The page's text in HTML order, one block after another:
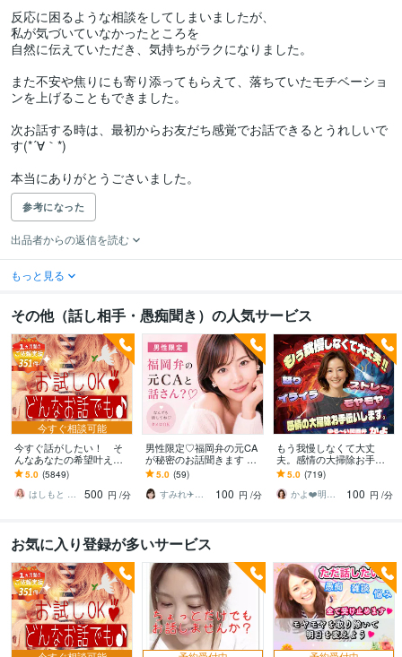
反応に困るような相談をしてしまいましたが、
私が気づいていなかったところを
自然に伝えていただき、気持ちがラクになりました。
また不安や焦りにも寄り添ってもらえて、落ちていたモチベーショ
ンを上げることもできました。
次お話する時は、最初からお友だち感覚でお話できるとうれしいで
す(*´∀｀*)
本当にありがとうごさいました。
参考になった
出品者からの返信を読む
もっと見る
その他（話し相手・愚痴聞き）の人気サービス
今すぐ相談可能
今すぐ話がしたい！ そ
んなあなたの希望叶えま
す 今日あったことから深
刻な悩みまで☆何でも打
ち明けてください。
5.0 (5849)
はしもと ゆっこ♡救急こころの相談室
500 円 /分
男性限定♡福岡弁の元CA
が秘密のお話聞きます 雑
談・趣味・恋愛・性の悩
みなど…な〜んでも聞く
けんね！
5.0 (59)
すみれ✈️福岡弁の元CA
100 円 /分
もう我慢しなくて大丈
夫。感情の大掃除お手伝
いします 怒り/イライラ/モ
ヤモヤ/ストレス/焦り/感情
爆発/本音
5.0 (719)
かよ❤️明日が少し楽しみになる場所
100 円 /分
お気に入り登録が多いサービス